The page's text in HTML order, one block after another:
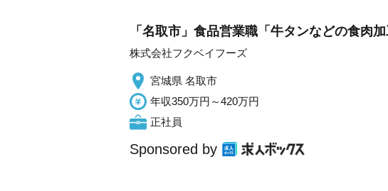
「名取市」食品営業職「牛タンなどの食肉
株式会社フクベイフーズ
宮城県 名取市
年収350万円～420万円
正社員
Sponsored by